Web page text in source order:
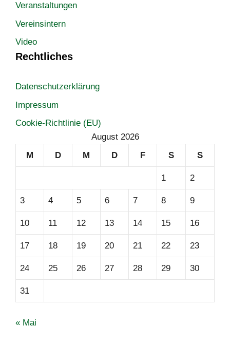
Veranstaltungen
Vereinsintern
Video
Rechtliches
Datenschutzerklärung
Impressum
Cookie-Richtlinie (EU)
August 2026
M
D M D F S S
1 2
3 4 5 6 7 8 9
10 11 12 13 14 15 16
17 18 19 20 21 22 23
24 25 26 27 28 29 30
31
« Mai